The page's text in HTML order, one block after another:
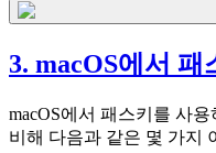
3. macOS에서 패
macOS에서 패스키를 사
비해 다음과 같은 몇 가지